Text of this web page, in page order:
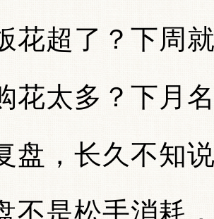
花超了？下周
花太多？下月
盘，长久不知
不是松手消耗